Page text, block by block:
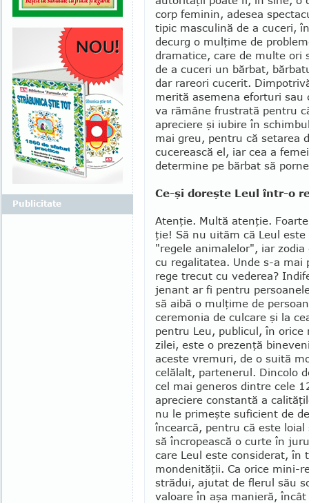
corp feminin, adesea
tipic masculină de a cuceri,
decurg o mulţime de
dramatice, care de multe ori
de a cuceri un bărbat,
dar rareori cucerit.
merită asemena eforturi sau
va ră­mâ­ne frustrată pentru
apreciere şi iubire în
mai greu, pentru că setarea
cucerească el, iar cea a
determine pe bărbat să
Ce-şi doreşte Leul într-o
Atenţie. Multă atenţie.
ţie! Să nu uităm că Leul
"regele ani­malelor", iar zodia
cu re­ga­litatea. Unde s-a mai
rege trecut cu ve­derea?
jenant ar fi pentru
să aibă o mulţime de
ceremonia de culcare şi la
pentru Leu, publicul, în orice
zilei, este o prezenţă
aceste vremuri, de o suită
celălalt, partenerul. Din­colo
cel mai generos dintre cele
apre­ciere constantă a
nu le primeşte suficient de
încearcă, pentru că este
să încropească o curte în
care Leul este considerat, în
monde­ni­tăţii. Ca orice mini-
strădui, ajutat de flerul său
valoare în aşa manieră,
Publicitate